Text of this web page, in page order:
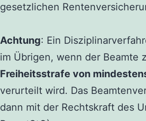
gesetzlichen
Achtung: Ein
im Übrigen, wenn der Beamte
Freiheitsstrafe von
verurteilt wird. Das
dann mit der Rechtskraft des